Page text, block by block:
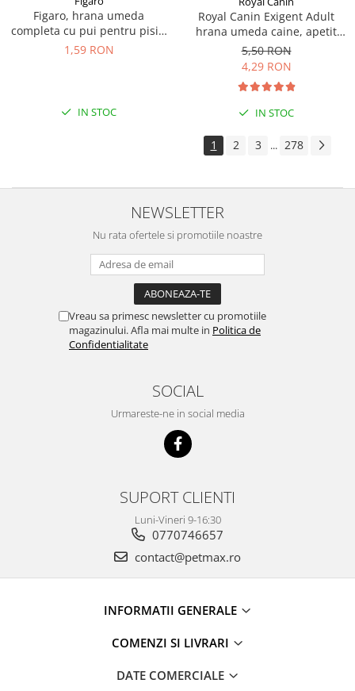
Figaro, hrana umeda
completa cu pui pentru pisici
adulte 85 g
1,59 RON
IN STOC
Royal Canin Exigent Adult
hrana umeda caine, apetit
capricios (Loaf), 85 g
5,50 RON
4,29 RON
IN STOC
1 2 3 ... 278
NEWSLETTER
Nu rata ofertele si promotiile noastre
Vreau sa primesc newsletter cu promotiile
magazinului. Afla mai multe in Politica de
Confidentialitate
SOCIAL
Urmareste-ne in social media
SUPORT CLIENTI
Luni-Vineri 9-16:30
0770746657
contact@petmax.ro
INFORMATII GENERALE
COMENZI SI LIVRARI
DATE COMERCIALE